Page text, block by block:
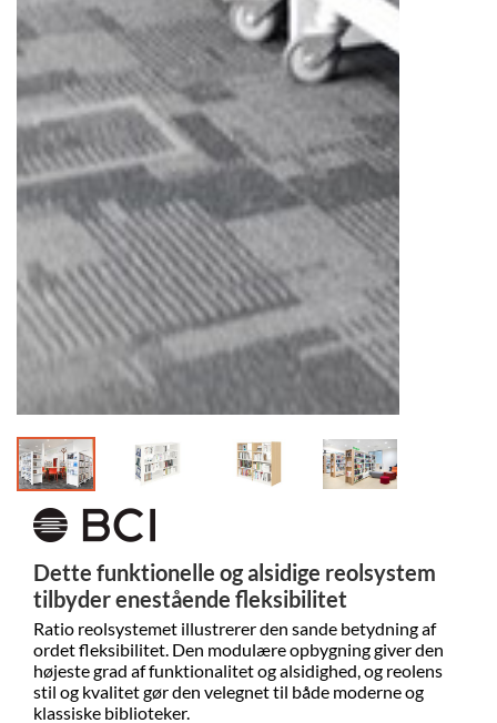
Dette funktionelle og alsidige reolsystem
tilbyder enestående fleksibilitet
Ratio reolsystemet illustrerer den sande betydning af
ordet fleksibilitet. Den modulære opbygning giver den
højeste grad af funktionalitet og alsidighed, og reolens
stil og kvalitet gør den velegnet til både moderne og
klassiske biblioteker.